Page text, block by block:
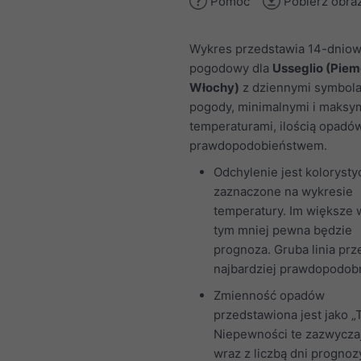
Wykres przedstawia 14-
pogodowy dla Usseglio
Włochy) z dziennymi
pogody, minimalnymi i
temperaturami, ilością
prawdopodobieństwem.
Odchylenie jest
zaznaczone na wykresie
temperatury. Im większe
tym mniej pewna będzie
prognoza. Gruba linia
najbardziej
Zmienność opadów
przedstawiona jest jako
Niepewności te
wraz z liczbą dni